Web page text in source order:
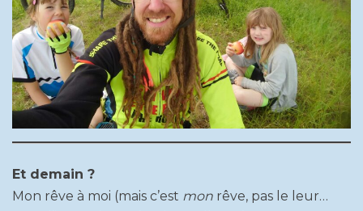
Et demain ?
Mon rêve à moi (mais c’est mon rêve, pas le leur…